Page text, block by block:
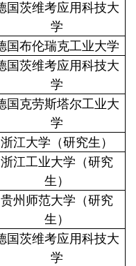
国茨维考应用科技大
学
国布伦瑞克工业大学
国茨维考应用科技大
学
国克劳斯塔尔工业大
学
浙江大学（研究生）
浙江工业大学（研究
生）
贵州师范大学（研究
生）
国茨维考应用科技大
学